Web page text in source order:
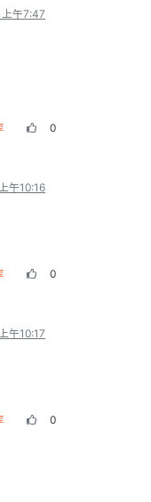
午7:47
0
午10:16
0
午10:17
0